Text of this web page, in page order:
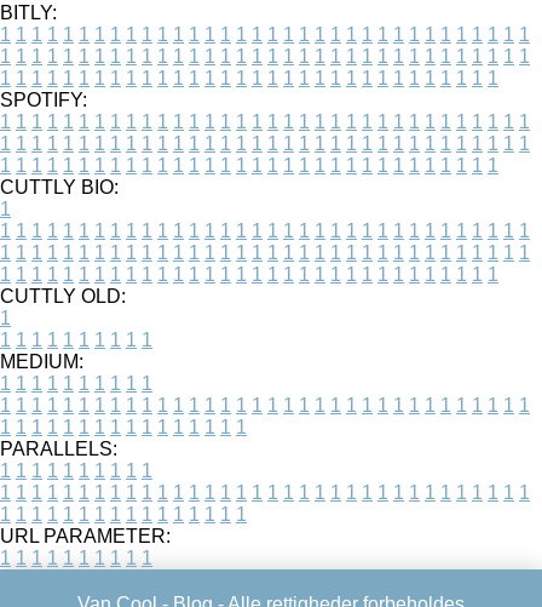
BITLY:
1 1 1 1 1 1 1 1 1 1 1 1 1 1 1 1 1 1 1 1 1 1 1 1 1 1 1 1 1 1 1 1 1 1
1 1 1 1 1 1 1 1 1 1 1 1 1 1 1 1 1 1 1 1 1 1 1 1 1 1 1 1 1 1 1 1 1 1
1 1 1 1 1 1 1 1 1 1 1 1 1 1 1 1 1 1 1 1 1 1 1 1 1 1 1 1 1 1 1 1
SPOTIFY:
1 1 1 1 1 1 1 1 1 1 1 1 1 1 1 1 1 1 1 1 1 1 1 1 1 1 1 1 1 1 1 1 1 1
1 1 1 1 1 1 1 1 1 1 1 1 1 1 1 1 1 1 1 1 1 1 1 1 1 1 1 1 1 1 1 1 1 1
1 1 1 1 1 1 1 1 1 1 1 1 1 1 1 1 1 1 1 1 1 1 1 1 1 1 1 1 1 1 1 1
CUTTLY BIO:
1
1 1 1 1 1 1 1 1 1 1 1 1 1 1 1 1 1 1 1 1 1 1 1 1 1 1 1 1 1 1 1 1 1 1
1 1 1 1 1 1 1 1 1 1 1 1 1 1 1 1 1 1 1 1 1 1 1 1 1 1 1 1 1 1 1 1 1 1
1 1 1 1 1 1 1 1 1 1 1 1 1 1 1 1 1 1 1 1 1 1 1 1 1 1 1 1 1 1 1 1
CUTTLY OLD:
1
1 1 1 1 1 1 1 1 1 1
MEDIUM:
1 1 1 1 1 1 1 1 1 1
1 1 1 1 1 1 1 1 1 1 1 1 1 1 1 1 1 1 1 1 1 1 1 1 1 1 1 1 1 1 1 1 1 1
1 1 1 1 1 1 1 1 1 1 1 1 1 1 1 1
PARALLELS:
1 1 1 1 1 1 1 1 1 1
1 1 1 1 1 1 1 1 1 1 1 1 1 1 1 1 1 1 1 1 1 1 1 1 1 1 1 1 1 1 1 1 1 1
1 1 1 1 1 1 1 1 1 1 1 1 1 1 1 1
URL PARAMETER:
1 1 1 1 1 1 1 1 1 1